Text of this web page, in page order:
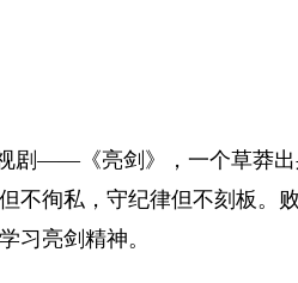
剧——《亮剑》，一个草莽
不徇私，守纪律但不刻板
习亮剑精神。